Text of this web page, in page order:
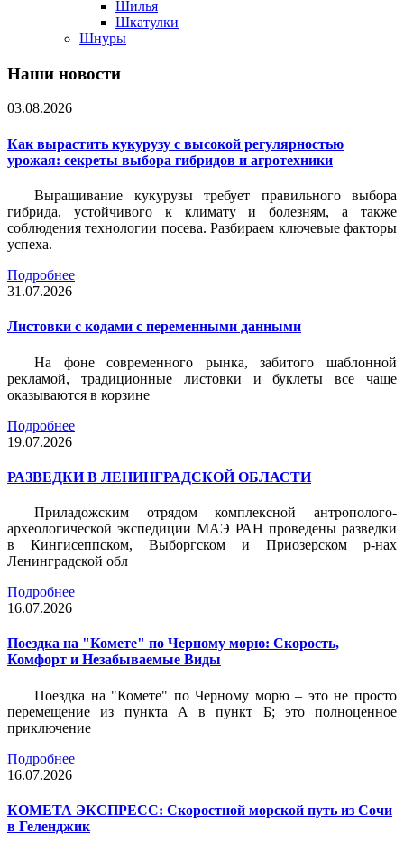
Шилья
Шкатулки
Шнуры
Наши новости
03.08.2026
Как вырастить кукурузу с высокой регулярностью
урожая: секреты выбора гибридов и агротехники
Выращивание кукурузы требует правильного выбора
гибрида, устойчивого к климату и болезням, а также
соблюдения технологии посева. Разбираем ключевые факторы
успеха.
Подробнее
31.07.2026
Листовки c кодами с переменными данными
На фоне современного рынка, забитого шаблонной
рекламой, традиционные листовки и буклеты все чаще
оказываются в корзине
Подробнее
19.07.2026
РАЗВЕДКИ В ЛЕНИНГРАДСКОЙ ОБЛАСТИ
Приладожским отрядом комплексной антрополого-
археологической экспедиции МАЭ РАН проведены разведки
в Кингисеппском, Выборгском и Приозерском р-нах
Ленинградской обл
Подробнее
16.07.2026
Поездка на "Комете" по Черному морю: Скорость,
Комфорт и Незабываемые Виды
Поездка на "Комете" по Черному морю – это не просто
перемещение из пункта А в пункт Б; это полноценное
приключение
Подробнее
16.07.2026
КОМЕТА ЭКСПРЕСС: Скоростной морской путь из Сочи
в Геленджик